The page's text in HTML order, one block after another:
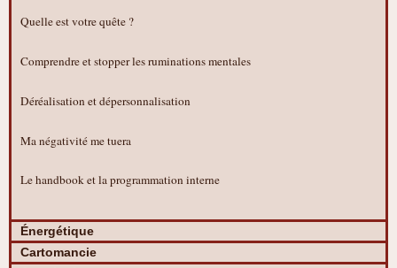
Quelle est votre quête ?
Comprendre et stopper les ruminations mentales
Déréalisation et dépersonnalisation
Ma négativité me tuera
Le handbook et la programmation interne
Énergétique
Cartomancie